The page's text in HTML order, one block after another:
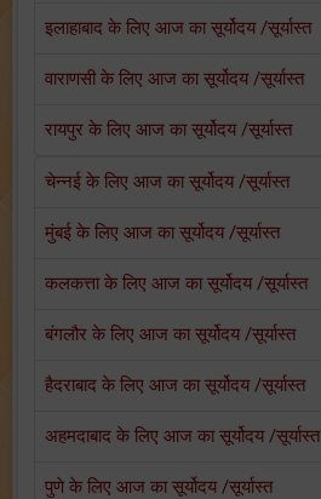
इलाहाबाद के लिए आज का सूर्योदय /सूर्यास्त
वाराणसी के लिए आज का सूर्योदय /सूर्यास्त
रायपुर के लिए आज का सूर्योदय /सूर्यास्त
चेन्नई के लिए आज का सूर्योदय /सूर्यास्त
मुंबई के लिए आज का सूर्योदय /सूर्यास्त
कलकत्ता के लिए आज का सूर्योदय /सूर्यास्त
बंगलौर के लिए आज का सूर्योदय /सूर्यास्त
हैदराबाद के लिए आज का सूर्योदय /सूर्यास्त
अहमदाबाद के लिए आज का सूर्योदय /सूर्यास्त
पुणे के लिए आज का सूर्योदय /सूर्यास्त